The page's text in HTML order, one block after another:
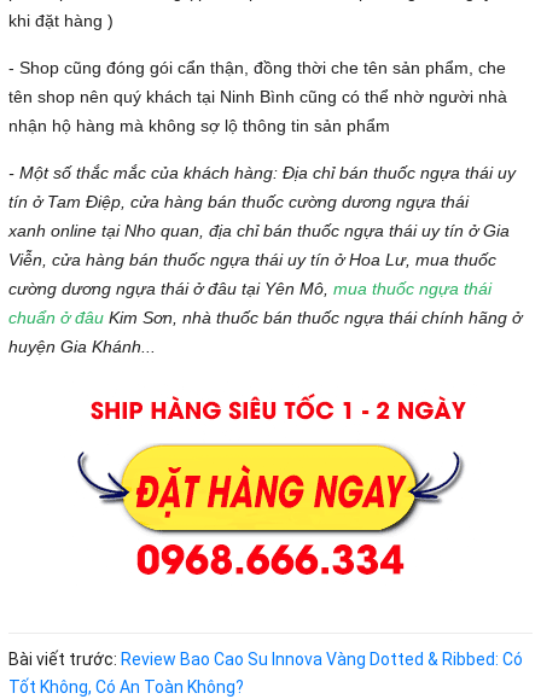
khi đặt hàng )
- Shop cũng đóng gói cẩn thận, đồng thời che tên sản phẩm, che
tên shop nên quý khách tại Ninh Bình cũng có thể nhờ người nhà
nhận hộ hàng mà không sợ lộ thông tin sản phẩm
- Một số thắc mắc của khách hàng: Địa chỉ bán thuốc ngựa thái uy
tín ở Tam Điệp, cửa hàng bán thuốc cường dương ngựa thái
xanh online tại Nho quan, địa chỉ bán thuốc ngựa thái uy tín ở Gia
Viễn, cửa hàng bán thuốc ngựa thái uy tín ở Hoa Lư, mua thuốc
cường dương ngựa thái ở đâu tại Yên Mô, mua thuốc ngựa thái
chuẩn ở đâu Kim Sơn, nhà thuốc bán thuốc ngựa thái chính hãng ở
huyện Gia Khánh...
Bài viết trước: Review Bao Cao Su Innova Vàng Dotted & Ribbed: Có
Tốt Không, Có An Toàn Không?